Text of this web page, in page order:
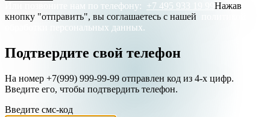
Или позвоните нам по телефону: +7 495 933 19 99 Нажав
кнопку "отправить", вы соглашаетесь с нашей
обработки персональных данных.
Подтвердите свой телефон
На номер +7(999) 999-99-99 отправлен код из 4-х цифр.
Введите его, чтобы подтвердить телефон.
Введите смс-код